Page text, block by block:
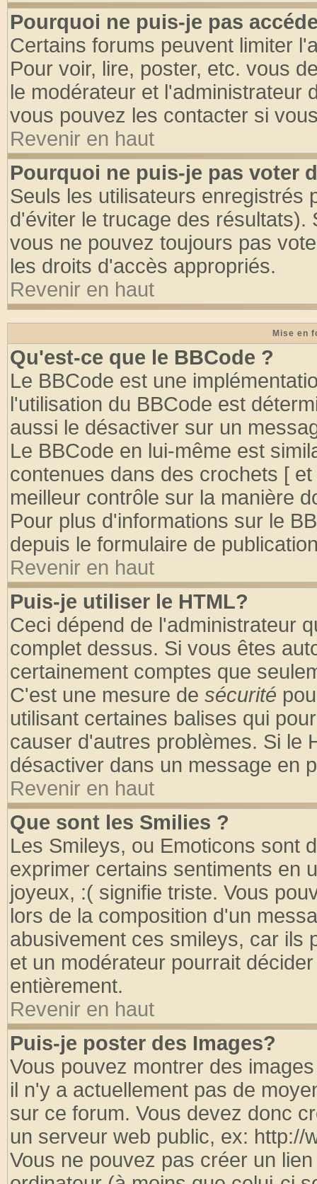
Pourquoi ne puis-je pas
Certains forums peuvent limiter
Pour voir, lire, poster, etc. vous
le modérateur et l'administrateur
vous pouvez les contacter si
Revenir en haut
Pourquoi ne puis-je pas voter
Seuls les utilisateurs enregistrés
d'éviter le trucage des
vous ne pouvez toujours pas
les droits d'accès appropriés.
Revenir en haut
Mise en
Qu'est-ce que le BBCode ?
Le BBCode est une
l'utilisation du BBCode est
aussi le désactiver sur un
Le BBCode en lui-même est
contenues dans des crochets [
meilleur contrôle sur la manière
Pour plus d'informations sur le
depuis le formulaire de
Revenir en haut
Puis-je utiliser le HTML?
Ceci dépend de l'administrateur
complet dessus. Si vous êtes
certainement comptes que
C'est une mesure de sécurité
utilisant certaines balises qui
causer d'autres problèmes. Si le
désactiver dans un message en
Revenir en haut
Que sont les Smilies ?
Les Smileys, ou Emoticons sont
exprimer certains sentiments en
joyeux, :( signifie triste. Vous
lors de la composition d'un
abusivement ces smileys, car ils
et un modérateur pourrait
entièrement.
Revenir en haut
Puis-je poster des Images?
Vous pouvez montrer des
il n'y a actuellement pas de
sur ce forum. Vous devez donc
un serveur web public, ex: http://
Vous ne pouvez pas créer un